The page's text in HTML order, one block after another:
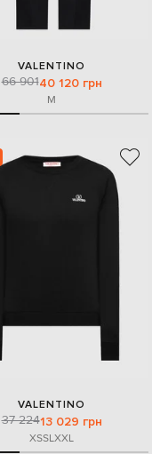
VALENTINO
66 90140 120 грн
M
VALENTINO
37 22413 029 грн
XSSLXXL